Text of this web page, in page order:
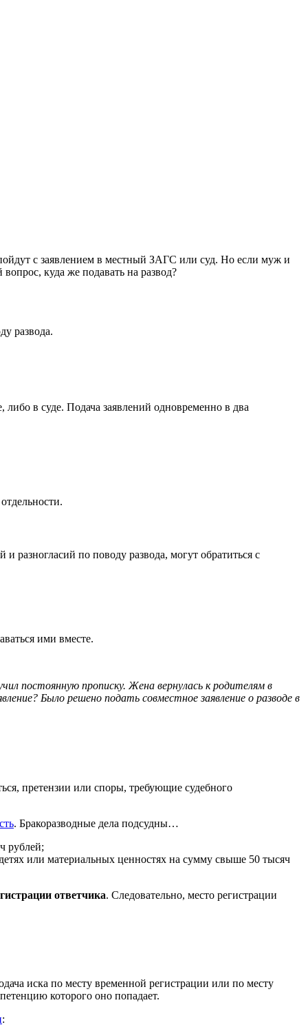
с заявлением в местный ЗАГС или суд. Но если муж и
куда же подавать на развод?
развода.
в суде. Подача заявлений одновременно в два
по поводу развода, могут обратиться с
ими вместе.
постоянную прописку. Жена вернулась к родителям в
Было решено подать совместное заявление о разводе в
претензии или споры, требующие судебного
. Бракоразводные дела подсудны…
рублей;
или материальных ценностях на сумму свыше 50 тысяч
ответчика. Следовательно, место регистрации
иска по месту временной регистрации или по месту
которого оно попадает.
: